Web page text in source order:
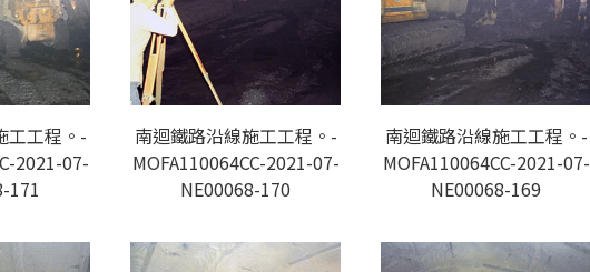
工工程。-
2021-07-
171
南迴鐵路沿線施工工程。-
MOFA110064CC-2021-07-
NE00068-170
南迴鐵路沿線施工工程。-
MOFA110064CC-2021-07-
NE00068-169